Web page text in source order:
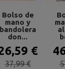
Bolso de
mano y
bandolera
don...
€
37,99 €